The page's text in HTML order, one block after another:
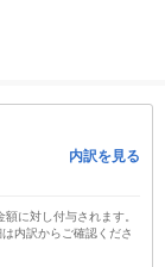
内訳を見る
に対し付与されます。
内訳からご確認くださ